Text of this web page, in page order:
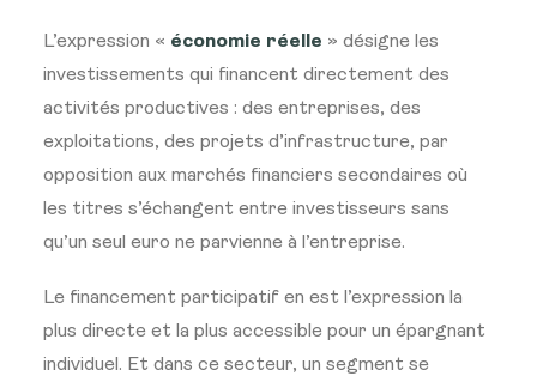
L’expression « économie réelle » désigne les
investissements qui financent directement des
activités productives : des entreprises, des
exploitations, des projets d’infrastructure, par
opposition aux marchés financiers secondaires où
les titres s’échangent entre investisseurs sans
qu’un seul euro ne parvienne à l’entreprise.
Le financement participatif en est l’expression la
plus directe et la plus accessible pour un épargnant
individuel. Et dans ce secteur, un segment se